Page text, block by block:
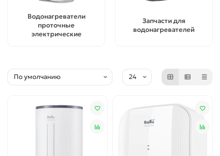
Водонагреватели
проточные
электрические
Запчасти для
водонагревателей